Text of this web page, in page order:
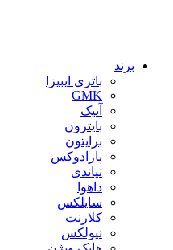
برند
باتری ایبیزا
GMK
آنیک
بایترون
برایتون
پارادوکس
تیاندی
داهوا
سایلکس
کلارنت
نیولکس